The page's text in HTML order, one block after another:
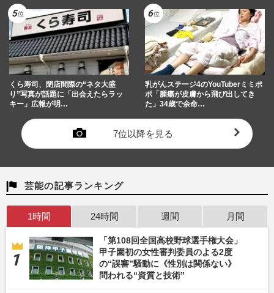
くら寿司、閉店間際の“ネタ大盛
り”写真が話題に「出会えたらラッ
キー」広報が明…
乳がんステージ4のYouTuberミミポ
ポ「腫瘍が皮膚から飛び出してき
た」34歳で余命…
7位以降を見る
芸能の記事ランキング
1時間 24時間 週間 月間
「第108回全国高校野球選手権大会」
甲子園初の女性審判委員のよる2度
の“誤審”騒動に《性別は関係ない》
問われる“資質と技術”